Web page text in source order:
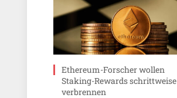
Ethereum-Forscher wollen
Staking-Rewards schrittweise
verbrennen